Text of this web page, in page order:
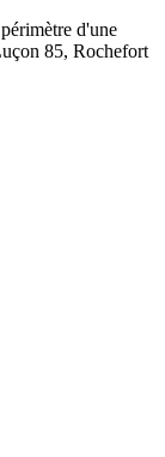
d'une
85, Rochefort